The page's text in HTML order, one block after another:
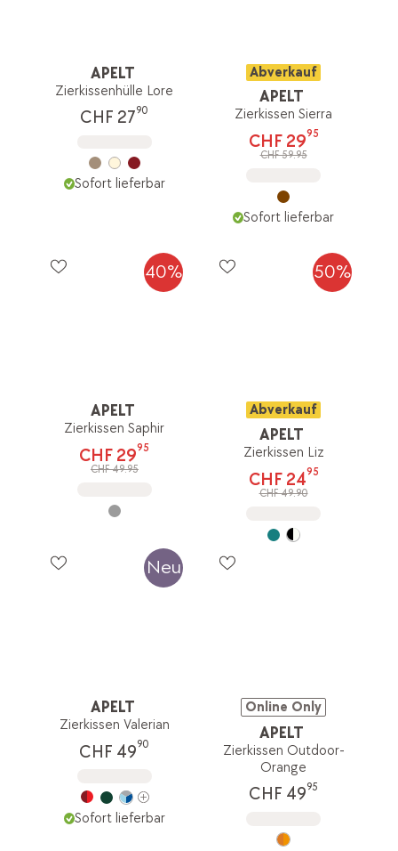
APELT
Zierkissenhülle Lore
CHF 2790
Sofort lieferbar
Abverkauf
APELT
Zierkissen Sierra
CHF 2995
CHF 59.95
Sofort lieferbar
40%
APELT
Zierkissen Saphir
CHF 2995
CHF 49.95
50%
Abverkauf
APELT
Zierkissen Liz
CHF 2495
CHF 49.90
Neu
APELT
Zierkissen Valerian
CHF 4990
Sofort lieferbar
Online Only
APELT
Zierkissen Outdoor-
Orange
CHF 4995